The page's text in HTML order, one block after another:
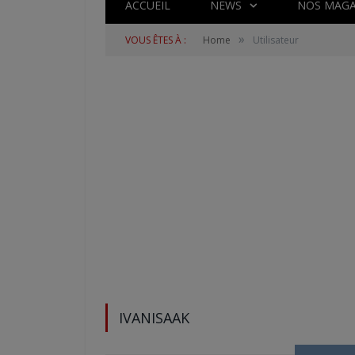
ACCUEIL NEWS NOS
VOUS ÊTES À : Home » Utilisateur
IVANISAAK